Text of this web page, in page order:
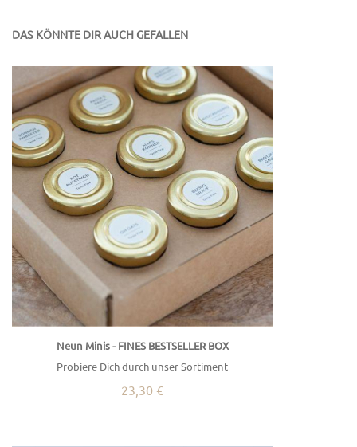
DAS KÖNNTE DIR AUCH GEFALLEN
Neun Minis - FINES BESTSELLER BOX
Probiere Dich durch unser Sortiment
23,30 €